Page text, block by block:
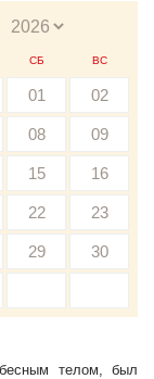
СБ ВС
01 02
08 09
15 16
22 23
29 30
телом, был